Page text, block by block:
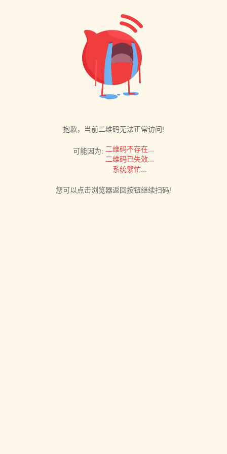
抱歉，当前二维码无法正常访问!
可能因为: 二维码不存在...
二维码已失效...
系统繁忙...
您可以点击浏览器返回按钮继续扫码!